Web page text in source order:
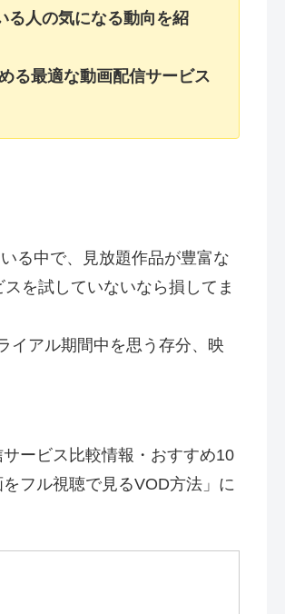
る人の気になる動向を紹
る最適な動画配信サービス
る中で、見放題作品が豊富な
を試していないなら損してま
イアル期間中を思う存分、映
ービス比較情報・おすすめ10
フル視聴で見るVOD方法」に